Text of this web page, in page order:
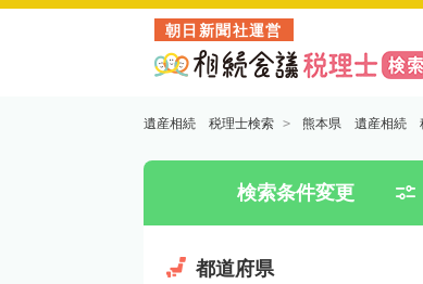
朝日新聞社運営
遺産相続 税理士検索 熊本県 遺産相続
検索条件変更
都道府県